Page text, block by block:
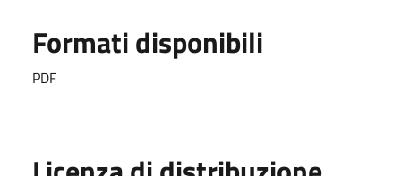
Formati disponibili
PDF